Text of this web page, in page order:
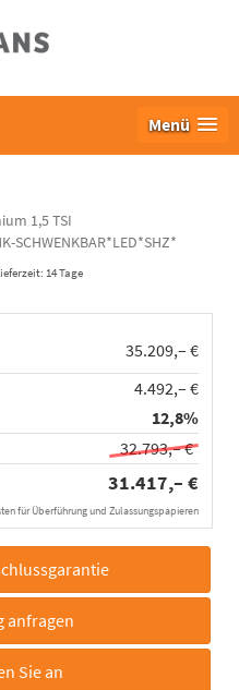
Menü
1,5 TSI
SCHWENKBAR*LED*SHZ*
14 Tage
35.209,– €
4.492,– €
12,8%
32.793,– €
31.417,– €
für Überführung und Zulassungspapieren
anfragen
Sie an